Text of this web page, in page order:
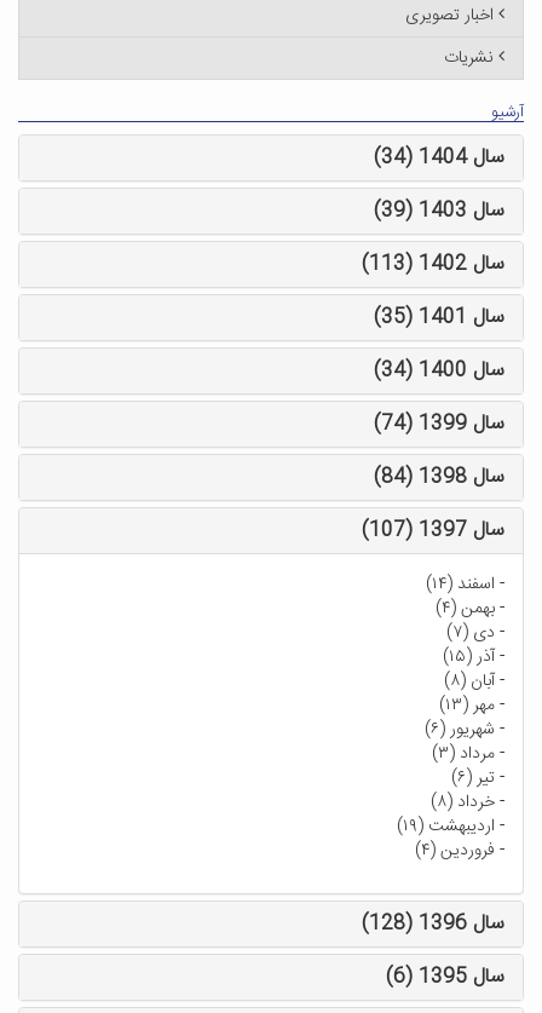
اخبار تصویری
نشریات
آرشیو
سال 1404 (34)
سال 1403 (39)
سال 1402 (113)
سال 1401 (35)
سال 1400 (34)
سال 1399 (74)
سال 1398 (84)
سال 1397 (107)
- اسفند (۱۴)
-بهمن (۴)
- دی (۷)
-آذر (۱۵)
-آبان (۸)
-مهر (۱۳)
- شهریور (۶)
-مرداد (۳)
-تیر (۶)
-خرداد (۸)
- اردیبهشت (۱۹)
- فروردین (۴)
سال 1396 (128)
سال 1395 (6)